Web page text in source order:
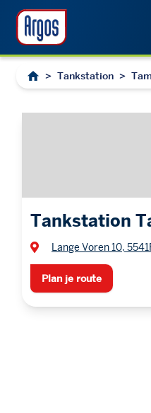
> Tankstation >
Tankstation
Lange Voren 10,
Plan je route